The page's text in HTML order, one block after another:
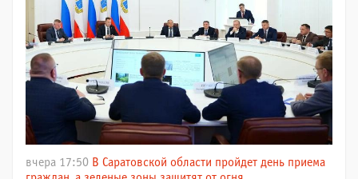
вчера 17:50 В Саратовской области пройдет день приема